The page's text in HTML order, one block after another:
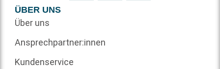
ÜBER UNS
Über uns
Ansprechpartner:innen
Kundenservice